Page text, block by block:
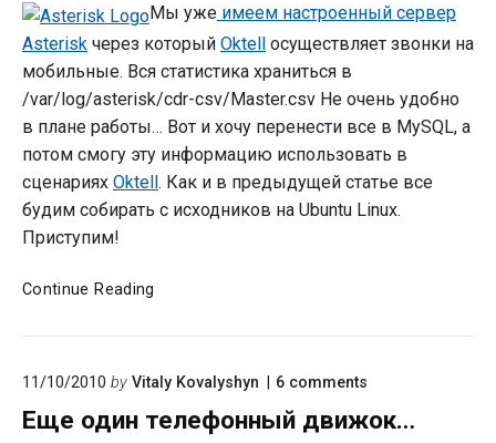
MySQL"
Мы уже имеем настроенный сервер
Asterisk через который Oktell
осуществляет звонки на
мобильные. Вся статистика храниться в
/var/log/asterisk/cdr-csv/Master.csv Не очень удобно
в плане работы… Вот и хочу перенести все в MySQL, а
потом смогу эту информацию использовать в
сценариях Oktell . Как и в предыдущей статье все
будим собирать с исходников на Ubuntu Linux.
Приступим!
Continue Reading
в
11/10/2010 by Vitaly Kovalyshyn 6 comments
один
Еще один телефонный движок…